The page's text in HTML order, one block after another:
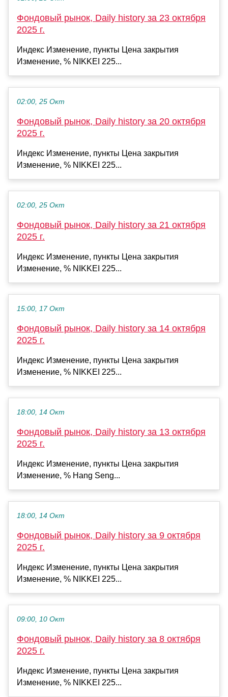
Фондовый рынок, Daily history за 23 октября
2025 г.
Индекс Изменение, пункты Цена закрытия
Изменение, % NIKKEI 225...
02:00, 25 Окт
Фондовый рынок, Daily history за 20 октября
2025 г.
Индекс Изменение, пункты Цена закрытия
Изменение, % NIKKEI 225...
02:00, 25 Окт
Фондовый рынок, Daily history за 21 октября
2025 г.
Индекс Изменение, пункты Цена закрытия
Изменение, % NIKKEI 225...
15:00, 17 Окт
Фондовый рынок, Daily history за 14 октября
2025 г.
Индекс Изменение, пункты Цена закрытия
Изменение, % NIKKEI 225...
18:00, 14 Окт
Фондовый рынок, Daily history за 13 октября
2025 г.
Индекс Изменение, пункты Цена закрытия
Изменение, % Hang Seng...
18:00, 14 Окт
Фондовый рынок, Daily history за 9 октября
2025 г.
Индекс Изменение, пункты Цена закрытия
Изменение, % NIKKEI 225...
09:00, 10 Окт
Фондовый рынок, Daily history за 8 октября
2025 г.
Индекс Изменение, пункты Цена закрытия
Изменение, % NIKKEI 225...